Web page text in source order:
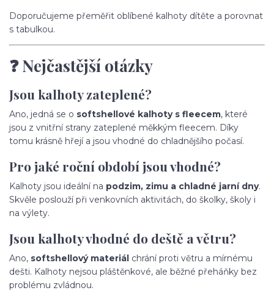
Doporučujeme přeměřit oblíbené kalhoty dítěte a porovnat
s tabulkou.
❓ Nejčastější otázky
Jsou kalhoty zateplené?
Ano, jedná se o softshellové kalhoty s fleecem, které
jsou z vnitřní strany zateplené měkkým fleecem. Díky
tomu krásně hřejí a jsou vhodné do chladnějšího počasí.
Pro jaké roční období jsou vhodné?
Kalhoty jsou ideální na podzim, zimu a chladné jarní dny.
Skvěle poslouží při venkovních aktivitách, do školky, školy i
na výlety.
Jsou kalhoty vhodné do deště a větru?
Ano, softshellový materiál chrání proti větru a mírnému
dešti. Kalhoty nejsou pláštěnkové, ale běžné přeháňky bez
problému zvládnou.